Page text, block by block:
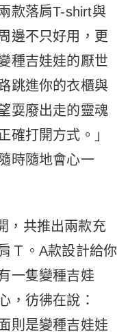
款落肩T-shirt與
邊不只好用，更
種吉娃娃的厭世
跳進你的衣櫃與
耍廢出走的靈魂
確打開方式。」
時隨地會心一
，共推出兩款充
Ｔ。A款設計給你
一隻變種吉娃
，彷彿在說：
則是變種吉娃娃